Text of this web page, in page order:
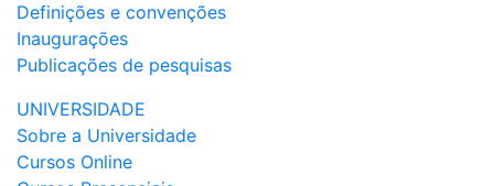
Definições e convenções
Inaugurações
Publicações de pesquisas
UNIVERSIDADE
Sobre a Universidade
Cursos Online